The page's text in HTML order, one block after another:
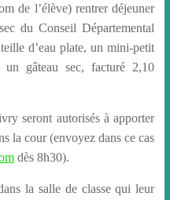
de l’élève) rentrer déjeuner
du Conseil Départemental
d’eau plate, un mini-petit
gâteau sec, facturé 2,10
seront autorisés à apporter
la cour (envoyez dans ce cas
dès 8h30).
la salle de classe qui leur